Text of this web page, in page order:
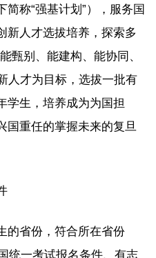
称“强基计划”），服务国
新人才选拔培养，探索多
甄别、能建构、能协同、
人才为目标，选拔一批有
学生，培养成为为国担
国重任的掌握未来的复旦
的省份，符合所在省份
统一考试报名条件、有志